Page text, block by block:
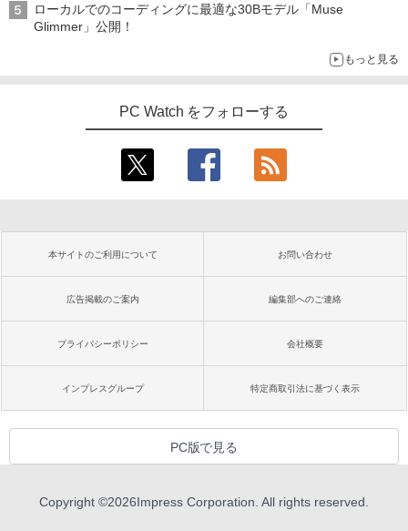
ローカルでのコーディングに最適な30Bモデル「Muse
Glimmer」公開！
もっと見る
PC Watch をフォローする
本サイトのご利用について お問い合わせ
広告掲載のご案内 編集部へのご連絡
プライバシーポリシー 会社概要
インプレスグループ 特定商取引法に基づく表示
PC版で見る
Copyright ©2026Impress Corporation. All rights reserved.